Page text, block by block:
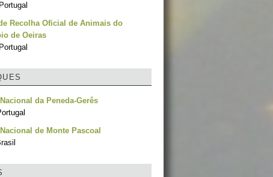
Recolha Oficial de Animais do
de Oeiras
da Peneda-Gerês
de Monte Pascoal